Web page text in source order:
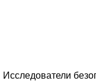
Исследователи